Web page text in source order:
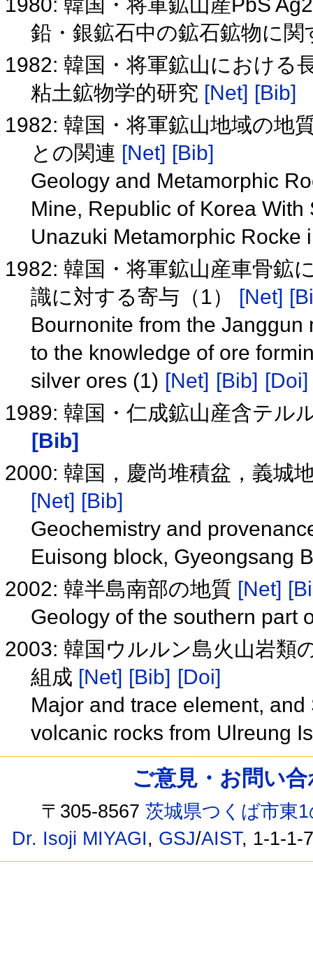
鉛・銀鉱石中の鉱石鉱物に
1982: 韓国・将軍鉱山における
粘土鉱物学的研究 [Net] [Bib]
1982: 韓国・将軍鉱山地域の地
との関連 [Net] [Bib]
Geology and Metamorphic
Mine, Republic of Korea
Unazuki Metamorphic
1982: 韓国・将軍鉱山産車骨鉱
識に対する寄与（1） [Net]
Bournonite from the
to the knowledge of ore
silver ores (1) [Net] [Bib] [Doi]
1989: 韓国・仁成鉱山産含テル
[Bib]
2000: 韓国，慶尚堆積盆，義城
[Net] [Bib]
Geochemistry and
Euisong block, Gyeongsang
2002: 韓半島南部の地質 [Net]
Geology of the southern part
2003: 韓国ウルルン島火山岩類
組成 [Net] [Bib] [Doi]
Major and trace element,
volcanic rocks from Ulreung
ご意見・お問い
〒305-8567茨城県つくば市東
Dr. Isoji MIYAGI, GSJ/AIST, 1-1-1-